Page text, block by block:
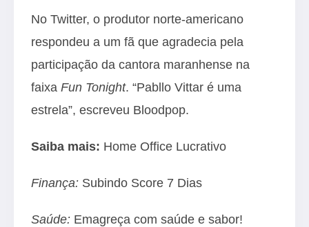
No Twitter, o produtor norte-americano
respondeu a um fã que agradecia pela
participação da cantora maranhense na
faixa Fun Tonight. “Pabllo Vittar é uma
estrela”, escreveu Bloodpop.
Saiba mais: Home Office Lucrativo
Finança: Subindo Score 7 Dias
Saúde: Emagreça com saúde e sabor!